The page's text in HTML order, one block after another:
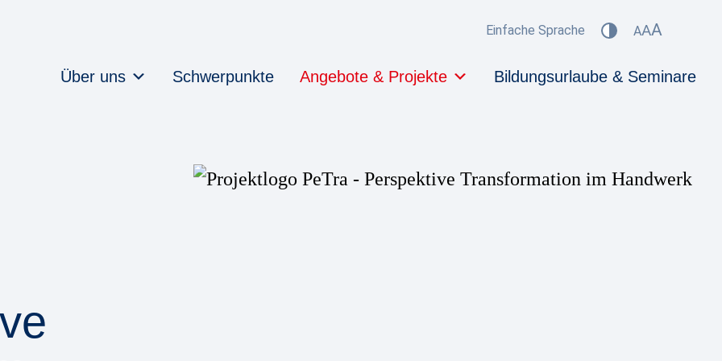
Einfache Sprache Kontrast
AAA
Über uns Schwerpunkte Angebote & Projekte Bildungsurlaube & Seminare